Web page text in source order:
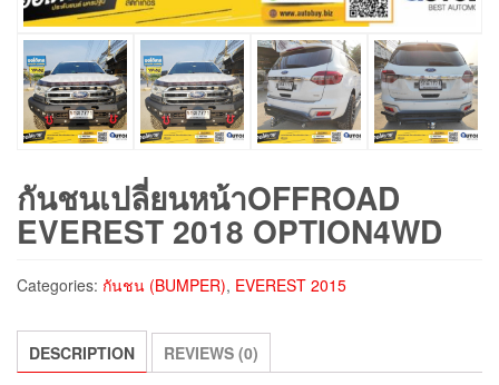
กันชนเปลี่ยนหน้าOFFROAD
EVEREST 2018 OPTION4WD
Categories: กันชน (BUMPER), EVEREST 2015
DESCRIPTION REVIEWS (0)